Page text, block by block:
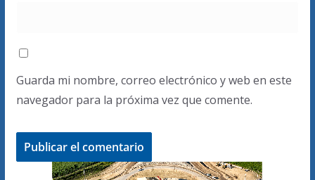
Guarda mi nombre, correo electrónico y web en este
navegador para la próxima vez que comente.